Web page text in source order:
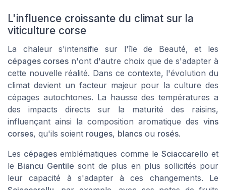
L'influence croissante du climat sur la
viticulture corse
La chaleur s'intensifie sur l'île de Beauté, et les
cépages corses n'ont d'autre choix que de s'adapter à
cette nouvelle réalité. Dans ce contexte, l'évolution du
climat devient un facteur majeur pour la culture des
cépages autochtones. La hausse des températures a
des impacts directs sur la maturité des raisins,
influençant ainsi la composition aromatique des vins
corses, qu'ils soient rouges, blancs ou rosés.
Les cépages emblématiques comme le Sciaccarello et
le Biancu Gentile sont de plus en plus sollicités pour
leur capacité à s'adapter à ces changements. Le